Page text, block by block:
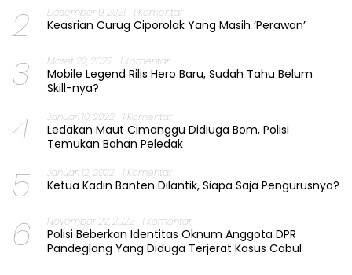
2 Desember 9, 2021 1 Komentar
Keasrian Curug Ciporolak Yang Masih ‘Perawan’
3 Maret 22, 2022 1 Komentar
Mobile Legend Rilis Hero Baru, Sudah Tahu Belum
Skill-nya?
4 Januari 10, 2022 1 Komentar
Ledakan Maut Cimanggu Didiuga Bom, Polisi
Temukan Bahan Peledak
5 Januari 12, 2022 1 Komentar
Ketua Kadin Banten Dilantik, Siapa Saja Pengurusnya?
6 November 22, 2022 1 Komentar
Polisi Beberkan Identitas Oknum Anggota DPR
Pandeglang Yang Diduga Terjerat Kasus Cabul